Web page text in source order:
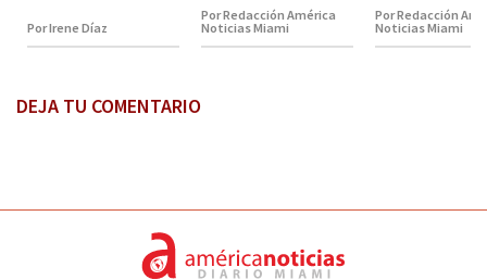
Por Irene Díaz
Por Redacción América
Noticias Miami
Por Redacción
Noticias Miami
DEJA TU COMENTARIO